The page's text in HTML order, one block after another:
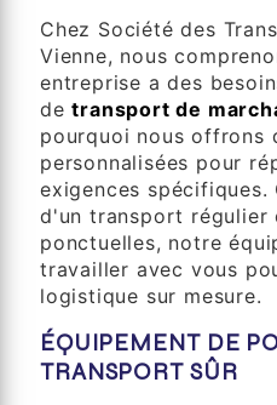
Chez Société des
Vienne, nous
entreprise a des
detransport de
pourquoi nous offrons
personnalisées pour
exigences spécifiques.
d'un transport régulier
ponctuelles, notre
travailler avec vous
logistique sur mesure.
ÉQUIPEMENT DE
TRANSPORT SÛR